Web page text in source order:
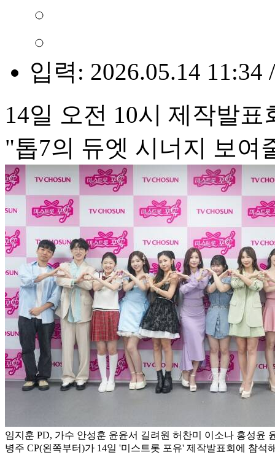
입력: 2026.05.14 11:34
14일 오전 10시 제작발표
"톱7의 듀엣 시너지 보여
임지훈 PD, 가수 안성훈 윤윤서 길려원 허찬미 이소나 홍성윤
병주 CP(왼쪽부터)가 14일 '미스트롯 포유' 제작발표회에 참석